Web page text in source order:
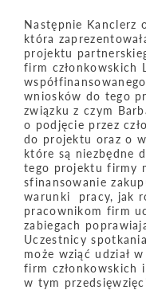
Następnie Kanclerz
która
projektu
firm członkowskich
wniosków do tego
związku z czym
o podjęcie przez
do projektu oraz o
które są niezbędne
tego projektu firmy
sfinansowanie
warunki pracy, jak
pracownikom firm
zabiegach
Uczestnicy
może wziąć udział
firm członkowskich
w tym